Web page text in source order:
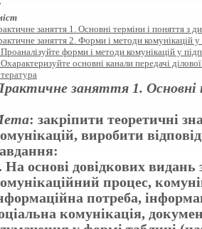
заняття 1. Основні терміни і поняття з
заняття 2. Форми і методи комунікацій у
форми і методи комунікацій у
основні канали передачі
заняття 1. Основні
: закріпити теоретичні
виробити
На основі довідкових видань
процес,
потреба,
комунікація,